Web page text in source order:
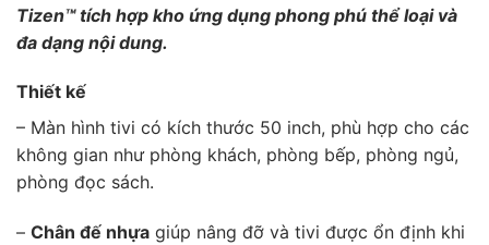
Tizen™ tích hợp kho ứng dụng phong phú thể loại và
đa dạng nội dung.
Thiết kế
– Màn hình tivi có kích thước 50 inch, phù hợp cho các
không gian như phòng khách, phòng bếp, phòng ngủ,
phòng đọc sách.
– Chân đế nhựa giúp nâng đỡ và tivi được ổn định khi